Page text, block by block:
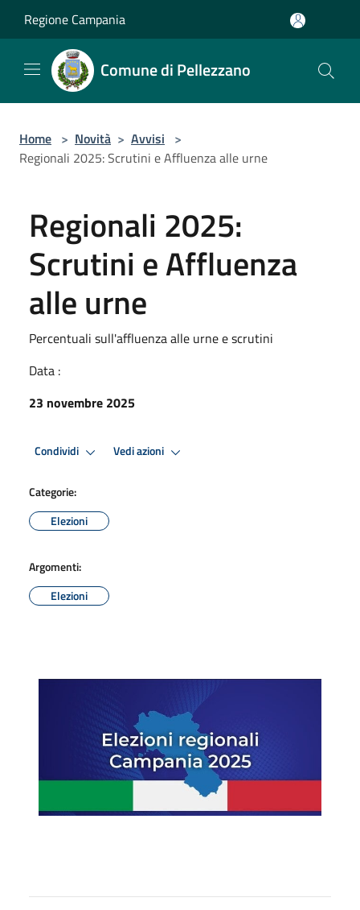
Regione Campania
Comune di Pellezzano
Home > Novità > Avvisi >
Regionali 2025: Scrutini e Affluenza alle urne
Regionali 2025:
Scrutini e Affluenza
alle urne
Percentuali sull'affluenza alle urne e scrutini
Data :
23 novembre 2025
Condividi Vedi azioni
Categorie:
Elezioni
Argomenti:
Elezioni